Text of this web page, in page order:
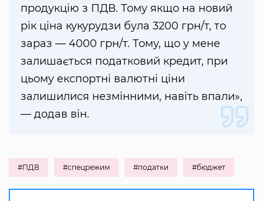
продукцію з ПДВ. Тому якщо на новий
рік ціна кукурудзи була 3200 грн/т, то
зараз — 4000 грн/т. Тому, що у мене
залишається податковий кредит, при
цьому експортні валютні ціни
залишилися незмінними, навіть впали»,
— додав він.
#ПДВ #спецрежим #податки #бюджет